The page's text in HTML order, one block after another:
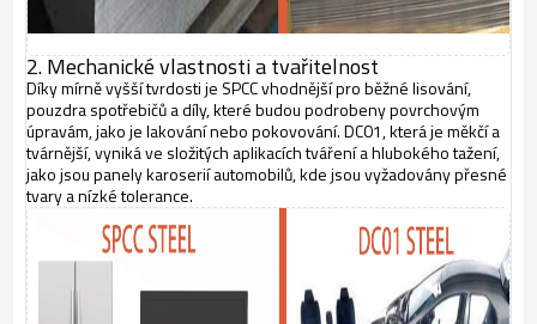
2. Mechanické vlastnosti a tvařitelnost
Díky mírně vyšší tvrdosti je SPCC vhodnější pro běžné lisování,
pouzdra spotřebičů a díly, které budou podrobeny povrchovým
úpravám, jako je lakování nebo pokovování. DC01, která je měkčí a
tvárnější, vyniká ve složitých aplikacích tváření a hlubokého tažení,
jako jsou panely karoserií automobilů, kde jsou vyžadovány přesné
tvary a nízké tolerance.